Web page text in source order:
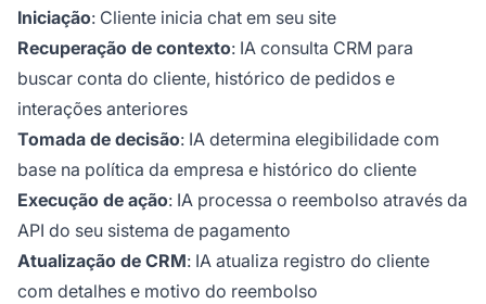
Iniciação: Cliente inicia chat em seu site
Recuperação de contexto: IA consulta CRM para
buscar conta do cliente, histórico de pedidos e
interações anteriores
Tomada de decisão: IA determina elegibilidade com
base na política da empresa e histórico do cliente
Execução de ação: IA processa o reembolso através da
API do seu sistema de pagamento
Atualização de CRM: IA atualiza registro do cliente
com detalhes e motivo do reembolso